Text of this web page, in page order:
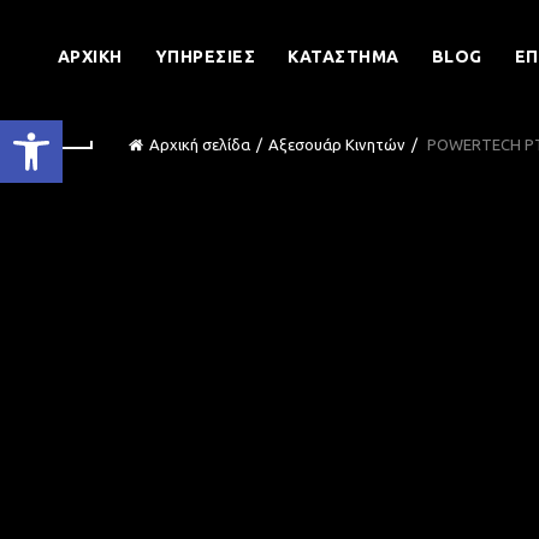
Ανοίξτε τη γραμμή εργαλείων
ΑΡΧΙΚΉ ΥΠΗΡΕΣΊΕΣ ΚΑΤΆΣΤΗΜΑ BLOG
Αρχική σελίδα Αξεσουάρ Κινητών POWERTECH